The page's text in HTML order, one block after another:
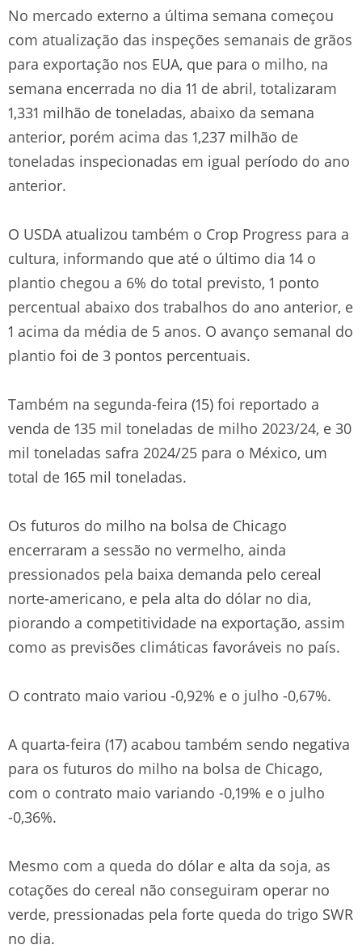
No mercado externo a última semana começou
com atualização das inspeções semanais de grãos
para exportação nos EUA, que para o milho, na
semana encerrada no dia 11 de abril, totalizaram
1,331 milhão de toneladas, abaixo da semana
anterior, porém acima das 1,237 milhão de
toneladas inspecionadas em igual período do ano
anterior.
O USDA atualizou também o Crop Progress para a
cultura, informando que até o último dia 14 o
plantio chegou a 6% do total previsto, 1 ponto
percentual abaixo dos trabalhos do ano anterior, e
1 acima da média de 5 anos. O avanço semanal do
plantio foi de 3 pontos percentuais.
Também na segunda-feira (15) foi reportado a
venda de 135 mil toneladas de milho 2023/24, e 30
mil toneladas safra 2024/25 para o México, um
total de 165 mil toneladas.
Os futuros do milho na bolsa de Chicago
encerraram a sessão no vermelho, ainda
pressionados pela baixa demanda pelo cereal
norte-americano, e pela alta do dólar no dia,
piorando a competitividade na exportação, assim
como as previsões climáticas favoráveis no país.
O contrato maio variou -0,92% e o julho -0,67%.
A quarta-feira (17) acabou também sendo negativa
para os futuros do milho na bolsa de Chicago,
com o contrato maio variando -0,19% e o julho
-0,36%.
Mesmo com a queda do dólar e alta da soja, as
cotações do cereal não conseguiram operar no
verde, pressionadas pela forte queda do trigo SWR
no dia.